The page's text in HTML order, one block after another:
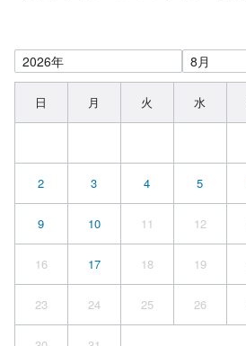
日 月 火 水
2 3 4 5
9 10 11 12
16 17 18 19
23 24 25 26